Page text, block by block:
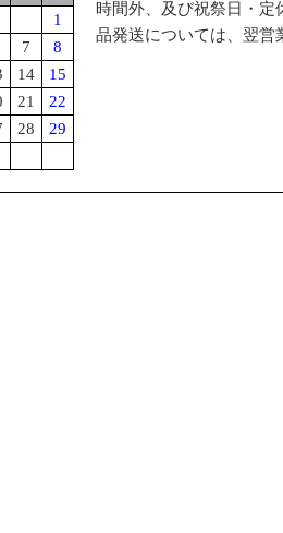
1
7
8
14
15
21
22
28
29
時間外、及び祝祭日・
品発送については、翌営